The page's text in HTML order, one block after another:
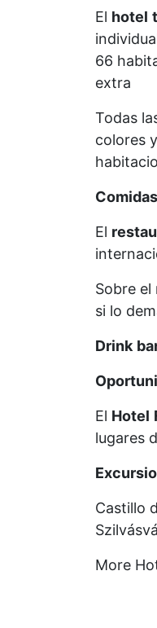
El hotel
66
extra
Todas
colores
El
Sobre
si lo
Drink
El Hotel
lugares
Castillo
More